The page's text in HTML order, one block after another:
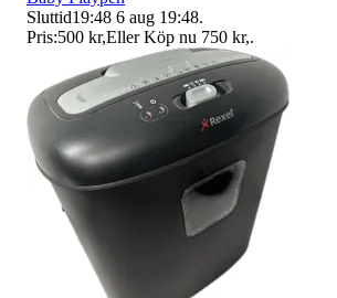
Sluttid19:48 6 aug 19:48.
Pris:500 kr,Eller Köp nu 750 kr,.